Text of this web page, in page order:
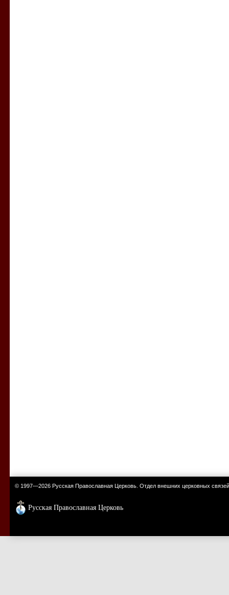
© 1997—2026 Русская Православная Церковь. Отдел внешних церковных связей
Русская Православная Церковь